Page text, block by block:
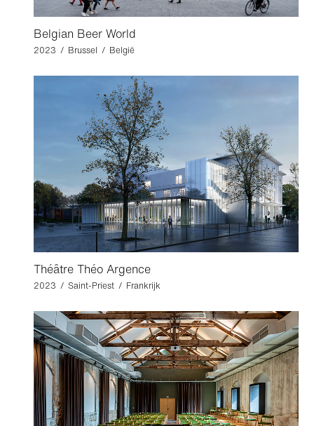
Belgian Beer World
2023 / Brussel / België
Théâtre Théo Argence
2023 / Saint-Priest / Frankrijk